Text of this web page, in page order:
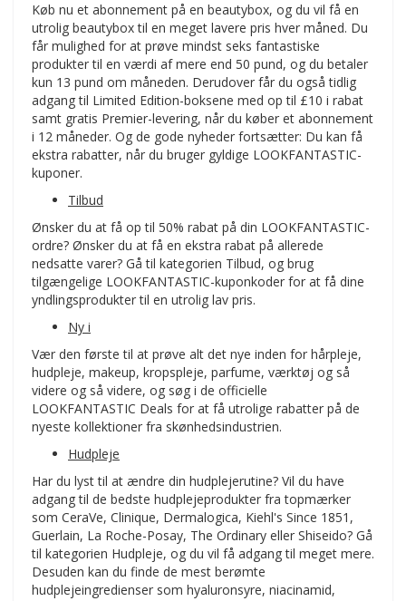
Køb nu et abonnement på en beautybox, og du vil få en
utrolig beautybox til en meget lavere pris hver måned. Du
får mulighed for at prøve mindst seks fantastiske
produkter til en værdi af mere end 50 pund, og du betaler
kun 13 pund om måneden. Derudover får du også tidlig
adgang til Limited Edition-boksene med op til £10 i rabat
samt gratis Premier-levering, når du køber et abonnement
i 12 måneder. Og de gode nyheder fortsætter: Du kan få
ekstra rabatter, når du bruger gyldige LOOKFANTASTIC-
kuponer.
Tilbud
Ønsker du at få op til 50% rabat på din LOOKFANTASTIC-
ordre? Ønsker du at få en ekstra rabat på allerede
nedsatte varer? Gå til kategorien Tilbud, og brug
tilgængelige LOOKFANTASTIC-kuponkoder for at få dine
yndlingsprodukter til en utrolig lav pris.
Ny i
Vær den første til at prøve alt det nye inden for hårpleje,
hudpleje, makeup, kropspleje, parfume, værktøj og så
videre og så videre, og søg i de officielle
LOOKFANTASTIC Deals for at få utrolige rabatter på de
nyeste kollektioner fra skønhedsindustrien.
Hudpleje
Har du lyst til at ændre din hudplejerutine? Vil du have
adgang til de bedste hudplejeprodukter fra topmærker
som CeraVe, Clinique, Dermalogica, Kiehl's Since 1851,
Guerlain, La Roche-Posay, The Ordinary eller Shiseido? Gå
til kategorien Hudpleje, og du vil få adgang til meget mere.
Desuden kan du finde de mest berømte
hudplejeingredienser som hyaluronsyre, niacinamid,